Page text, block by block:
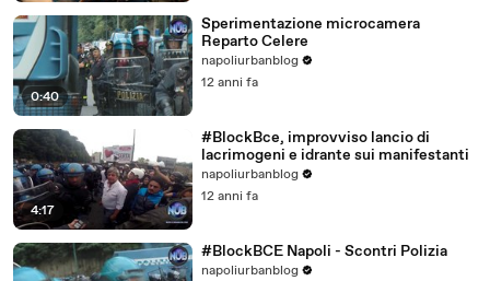
0:40
Sperimentazione microcamera
Reparto Celere
napoliurbanblog
12 anni fa
4:17
#BlockBce, improvviso lancio di
lacrimogeni e idrante sui manifestanti
napoliurbanblog
12 anni fa
#BlockBCE Napoli - Scontri Polizia
napoliurbanblog